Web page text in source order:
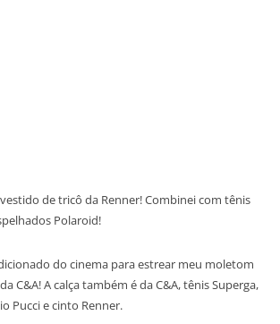
de tricô da Renner! Combinei com tênis
Polaroid!
do cinema para estrear meu moletom
C&A! A calça também é da C&A, tênis Superga,
Pucci e cinto Renner.